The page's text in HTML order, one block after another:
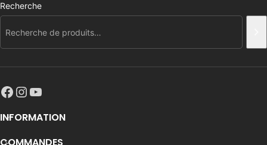
Recherche
INFORMATION